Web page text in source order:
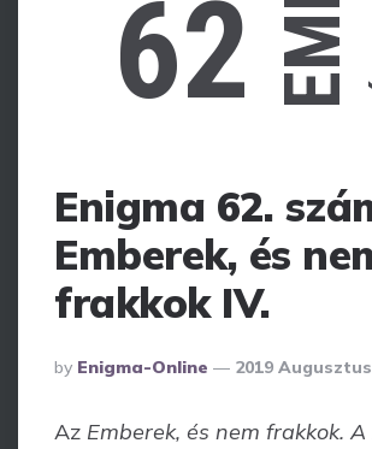
62
Enigma 62.
Emberek, és
frakkok IV.
Posted
By
By Enigma-Online 2019
Az Emberek, és nem frakkok.